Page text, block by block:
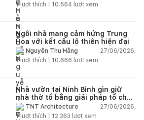
1lượt thích | 10.564 lượt xem
Ngôi nhà mang cảm hứng Trung
Hoa với kết cấu lộ thiên hiện đại
Nguyễn Thu Hằng
27/06/2026,
1lượt thích | 10.666 lượt xem
Nhà vườn tại Ninh Bình gìn giữ
nhà thờ tổ bằng giải pháp tổ chức
lại không gian
TNT Architecture
27/06/2026,
1lượt thích | 12.363 lượt xem